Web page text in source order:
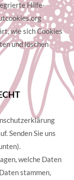
Hilfe-
wie sich Cookies
und löschen
Senden Sie uns
welche Daten
stammen,